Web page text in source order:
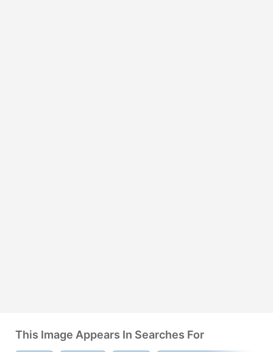
This Image Appears In Searches For